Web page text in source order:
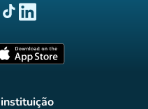
separador)
(novo separador)
(novo separador)
separador)